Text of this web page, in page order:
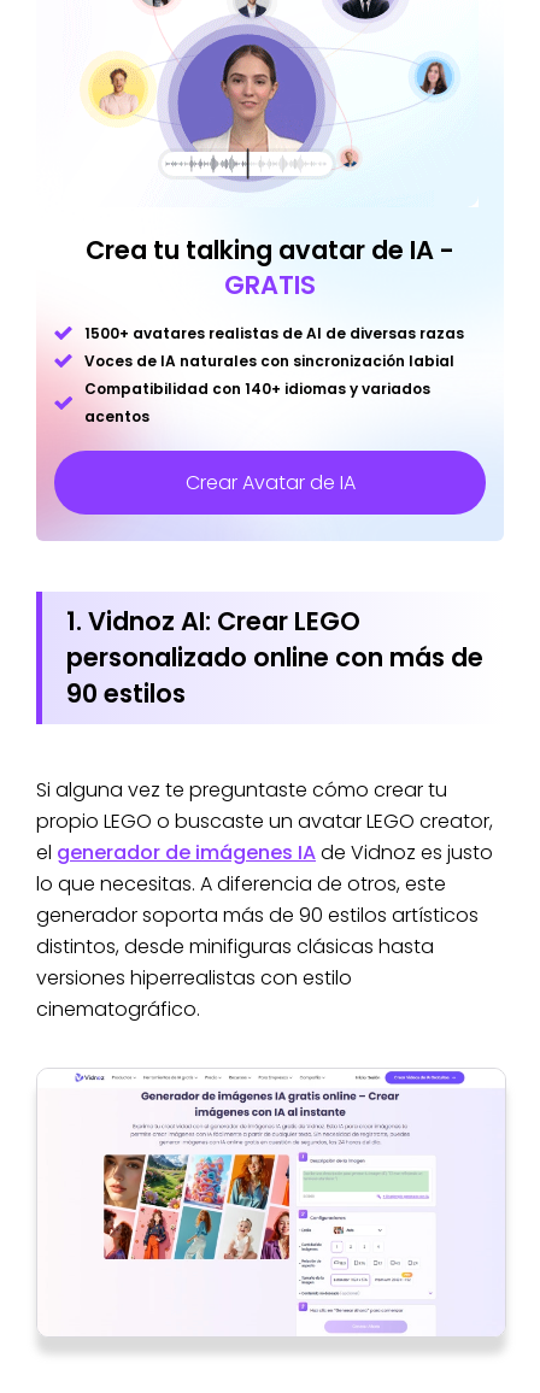
Crea tu talking avatar de IA -
GRATIS
1500+ avatares realistas de AI de diversas razas
Voces de IA naturales con sincronización labial
Compatibilidad con 140+ idiomas y variados
acentos
Crear Avatar de IA
1. Vidnoz AI: Crear LEGO
personalizado online con más de
90 estilos
Si alguna vez te preguntaste cómo crear tu
propio LEGO o buscaste un avatar LEGO creator,
el generador de imágenes IAde Vidnoz es justo
lo que necesitas. A diferencia de otros, este
generador soporta más de 90 estilos artísticos
distintos, desde minifiguras clásicas hasta
versiones hiperrealistas con estilo
cinematográfico.